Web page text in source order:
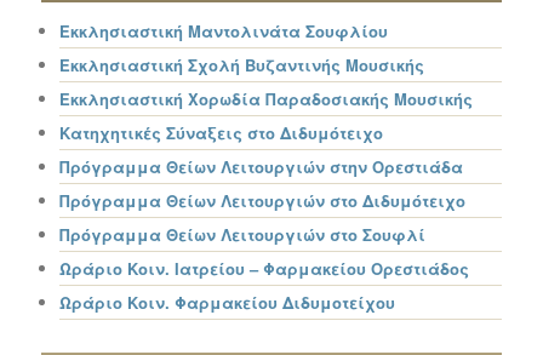
Εκκλησιαστική Μαντολινάτα Σουφλίου
Εκκλησιαστική Σχολή Βυζαντινής Μουσικής
Εκκλησιαστική Χορωδία Παραδοσιακής Μουσικής
Κατηχητικές Σύναξεις στο Διδυμότειχο
Πρόγραμμα Θείων Λειτουργιών στην Ορεστιάδα
Πρόγραμμα Θείων Λειτουργιών στο Διδυμότειχο
Πρόγραμμα Θείων Λειτουργιών στο Σουφλί
Ωράριο Κοιν. Ιατρείου – Φαρμακείου Ορεστιάδος
Ωράριο Κοιν. Φαρμακείου Διδυμοτείχου